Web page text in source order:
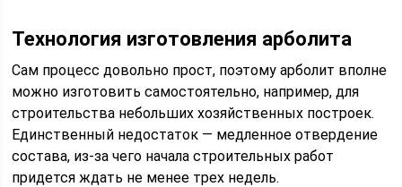
Технология изготовления арболита
Сам процесс довольно прост, поэтому арболит вполне
можно изготовить самостоятельно, например, для
строительства небольших хозяйственных построек.
Единственный недостаток — медленное отвердение
состава, из-за чего начала строительных работ
придется ждать не менее трех недель.